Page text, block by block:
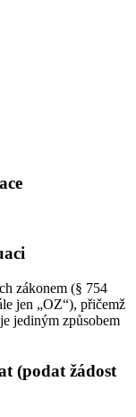
zákonem (§ 754
jen „OZ“), přičemž
jediným způsobem
(podat žádost